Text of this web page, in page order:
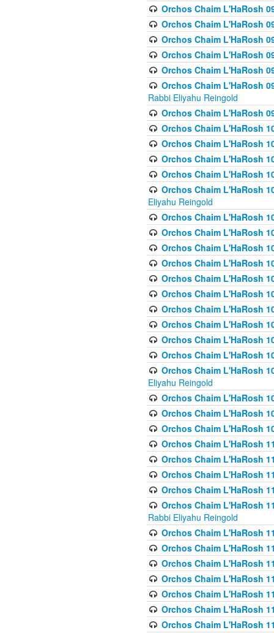
Orchos Chaim L'HaRosh
Orchos Chaim L'HaRosh
Orchos Chaim L'HaRosh
Orchos Chaim L'HaRosh
Orchos Chaim L'HaRosh
Orchos Chaim L'HaRosh
Rabbi Eliyahu Reingold
Orchos Chaim L'HaRosh
Orchos Chaim L'HaRosh
Orchos Chaim L'HaRosh
Orchos Chaim L'HaRosh
Orchos Chaim L'HaRosh
Orchos Chaim L'HaRosh
Eliyahu Reingold
Orchos Chaim L'HaRosh
Orchos Chaim L'HaRosh
Orchos Chaim L'HaRosh
Orchos Chaim L'HaRosh
Orchos Chaim L'HaRosh
Orchos Chaim L'HaRosh
Orchos Chaim L'HaRosh
Orchos Chaim L'HaRosh
Orchos Chaim L'HaRosh
Orchos Chaim L'HaRosh
Orchos Chaim L'HaRosh
Eliyahu Reingold
Orchos Chaim L'HaRosh
Orchos Chaim L'HaRosh
Orchos Chaim L'HaRosh
Orchos Chaim L'HaRosh
Orchos Chaim L'HaRosh
Orchos Chaim L'HaRosh
Orchos Chaim L'HaRosh
Orchos Chaim L'HaRosh
Rabbi Eliyahu Reingold
Orchos Chaim L'HaRosh
Orchos Chaim L'HaRosh
Orchos Chaim L'HaRosh
Orchos Chaim L'HaRosh
Orchos Chaim L'HaRosh
Orchos Chaim L'HaRosh
Orchos Chaim L'HaRosh